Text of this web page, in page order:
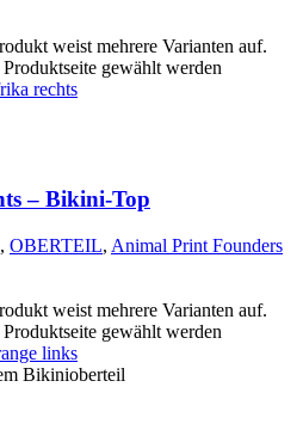
weist mehrere Varianten auf.
gewählt werden
– Bikini-Top
, OBERTEIL, Animal Print Founders
weist mehrere Varianten auf.
gewählt werden